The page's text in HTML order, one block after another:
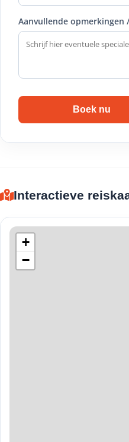
Aanvullende opmerkingen
Boek nu
Interactieve
+
−